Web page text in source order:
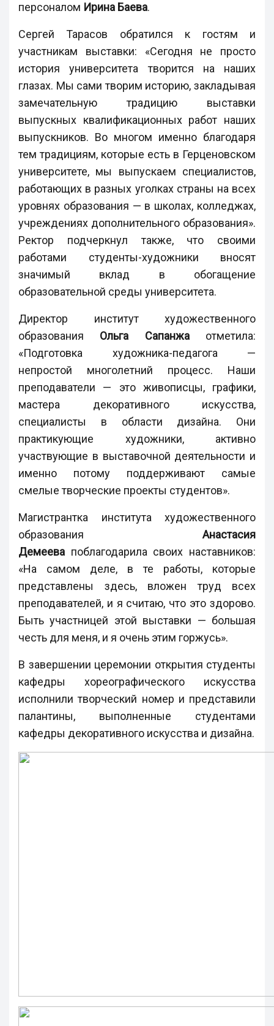
персоналом Ирина Баева.
Сергей Тарасов обратился к гостям и
участникам выставки: «Сегодня не просто
история университета творится на наших
глазах. Мы сами творим историю, закладывая
замечательную традицию выставки
выпускных квалификационных работ наших
выпускников. Во многом именно благодаря
тем традициям, которые есть в Герценовском
университете, мы выпускаем специалистов,
работающих в разных уголках страны на всех
уровнях образования — в школах, колледжах,
учреждениях дополнительного образования».
Ректор подчеркнул также, что своими
работами студенты-художники вносят
значимый вклад в обогащение
образовательной среды университета.
Директор институт художественного
образования Ольга Сапанжаотметила:
«Подготовка художника-педагога —
непростой многолетний процесс. Наши
преподаватели — это живописцы, графики,
мастера декоративного искусства,
специалисты в области дизайна. Они
практикующие художники, активно
участвующие в выставочной деятельности и
именно потому поддерживают самые
смелые творческие проекты студентов».
Магистрантка института художественного
образования Анастасия
Демеева поблагодарила своих наставников:
«На самом деле, в те работы, которые
представлены здесь, вложен труд всех
преподавателей, и я считаю, что это здорово.
Быть участницей этой выставки — большая
честь для меня, и я очень этим горжусь».
В завершении церемонии открытия студенты
кафедры хореографического искусства
исполнили творческий номер и представили
палантины, выполненные студентами
кафедры декоративного искусства и дизайна.